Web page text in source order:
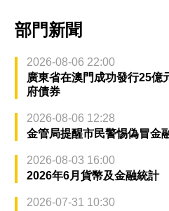
部門新聞
2026-08-06 22:00
廣東省在澳門成功發行25億
府債券
2026-08-06 12:28
金管局提醒市民警惕偽冒金
2026-08-03 16:00
2026年6月貨幣及金融統計
2026-07-31 10:30